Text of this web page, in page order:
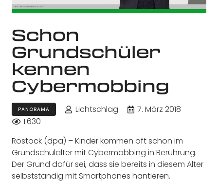
Schon
Grundschüler
kennen
Cybermobbing
PANORAMA Lichtschlag
7. März 2018
1.630
Rostock (dpa) – Kinder kommen oft schon im
Grundschulalter mit Cybermobbing in Berührung.
Der Grund dafür sei, dass sie bereits in diesem Alter
selbstständig mit Smartphones hantieren.